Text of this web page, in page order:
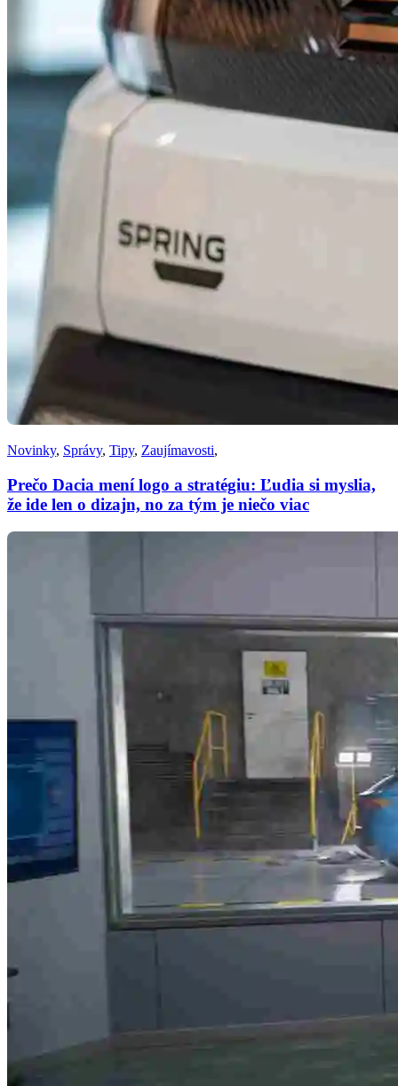
Novinky, Správy, Tipy, Zaujímavosti,
Prečo Dacia mení logo a stratégiu: Ľudia si myslia,
že ide len o dizajn, no za tým je niečo viac